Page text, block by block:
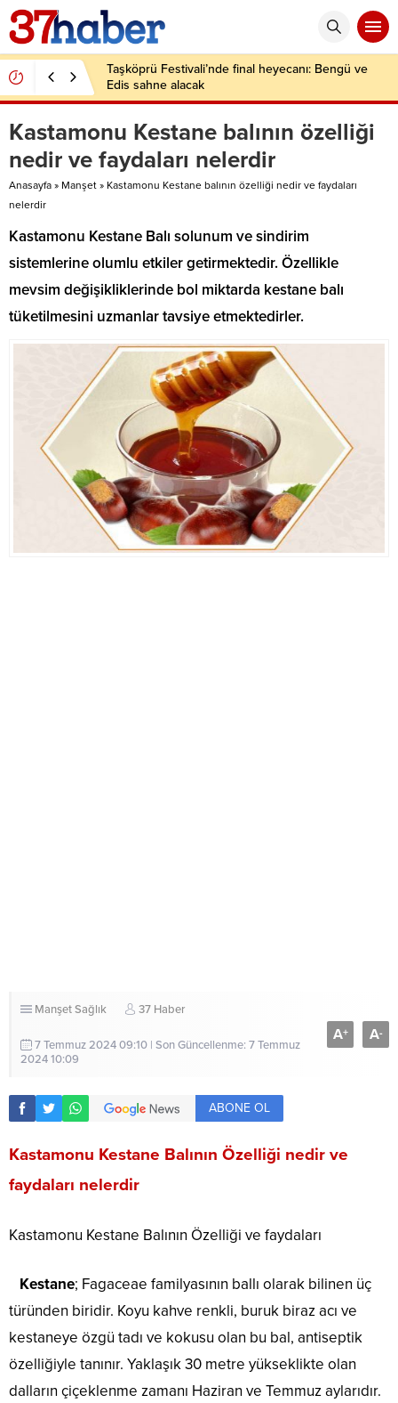
Taşköprü Festivali’nde final heyecanı: Bengü ve
Edis sahne alacak
Kastamonu Kestane balının özelliği
nedir ve faydaları nelerdir
Anasayfa » Manşet » Kastamonu Kestane balının özelliği nedir ve faydaları
nelerdir
Kastamonu Kestane Balı solunum ve sindirim
sistemlerine olumlu etkiler getirmektedir. Özellikle
mevsim değişikliklerinde bol miktarda kestane balı
tüketilmesini uzmanlar tavsiye etmektedirler.
ManşetSağlık 37 Haber
7 Temmuz 2024 09:10 | Son Güncellenme: 7 Temmuz
2024 10:09
A+ A-
ABONE OL
Kastamonu Kestane Balının Özelliği nedir ve
faydaları nelerdir
Kastamonu Kestane Balının Özelliği ve faydaları
Kestane; Fagaceae familyasının ballı olarak bilinen üç
türünden biridir. Koyu kahve renkli, buruk biraz acı ve
kestaneye özgü tadı ve kokusu olan bu bal, antiseptik
özelliğiyle tanınır. Yaklaşık 30 metre yükseklikte olan
dalların çiçeklenme zamanı Haziran ve Temmuz aylarıdır.